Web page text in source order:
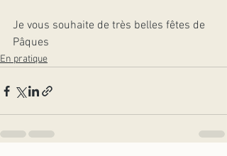
Je vous souhaite de très belles fêtes de
Pâques
En pratique